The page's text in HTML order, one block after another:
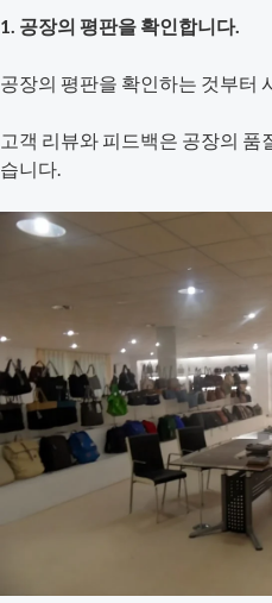
1. 공장의 평판을 확인합니다.
공장의 평판을 확인하는 것부터
고객 리뷰와 피드백은 공장의 품
습니다.